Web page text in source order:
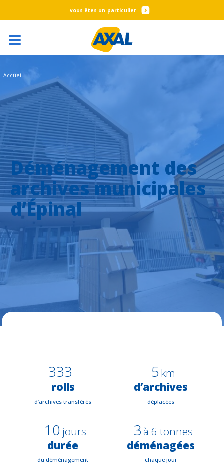
particulier
Déménagement des
archives municipales
d’Épinal
Accueil
333
rolls
d’archives transférés
5 km
d’archives
déplacées
10 jours
durée
du déménagement
3 à 6 tonnes
déménagées
chaque jour